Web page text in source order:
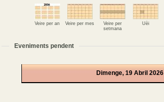
Veire per an Veire per mes
Veire per
setmana
Uèi
Eveniments pendent
Dimenge, 19 Abril 2026